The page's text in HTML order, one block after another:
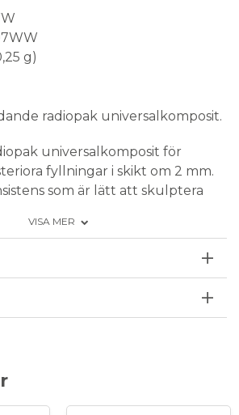
g)
radiopak universalkomposit.
universalkomposit för
fyllningar i skikt om 2 mm.
som är lätt att skulptera
1 bleach färg. Färg: Translucent
VISA MER